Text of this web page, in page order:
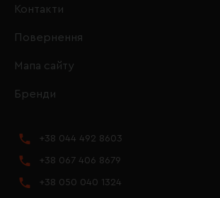
Контакти
Повернення
Мапа сайту
Бренди
+38 044 492 8603
+38 067 406 8679
+38 050 040 1324